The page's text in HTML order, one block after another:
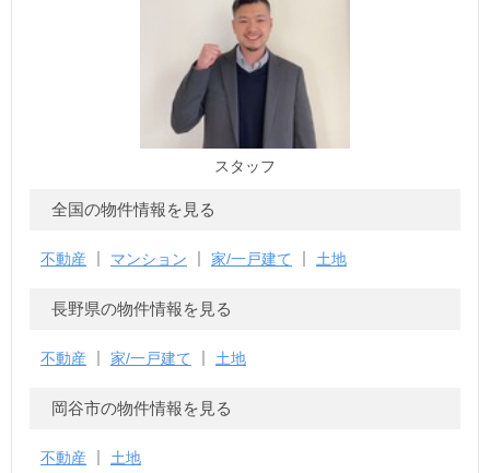
スタッフ
全国の物件情報を見る
不動産 マンション 家/一戸建て 土地
長野県の物件情報を見る
不動産 家/一戸建て 土地
岡谷市の物件情報を見る
不動産 土地